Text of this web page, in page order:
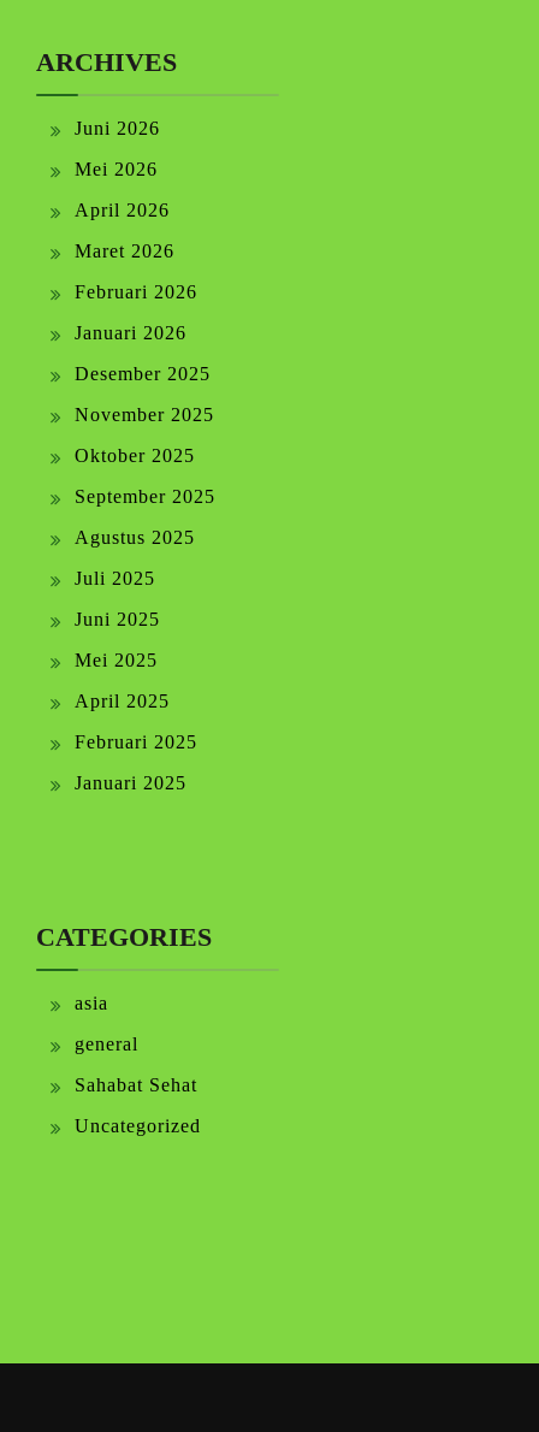
ARCHIVES
Juni 2026
Mei 2026
April 2026
Maret 2026
Februari 2026
Januari 2026
Desember 2025
November 2025
Oktober 2025
September 2025
Agustus 2025
Juli 2025
Juni 2025
Mei 2025
April 2025
Februari 2025
Januari 2025
CATEGORIES
asia
general
Sahabat Sehat
Uncategorized